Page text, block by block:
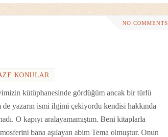
NO COMMENTS
KONULAR
kütüphanesinde gördüğüm ancak bir türlü
de yazarın ismi ilgimi çekiyordu kendisi hakkında
O kapıyı aralayamamıştım. Beni kitaplarla
bana aşılayan abim Tema olmuştur. Onun